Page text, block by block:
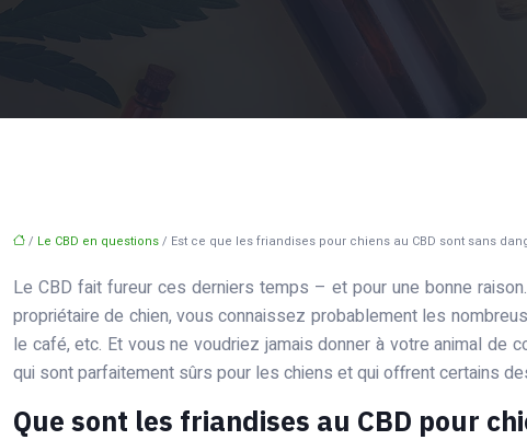
/ Le CBD en questions/ Est ce que les friandises pour chiens au CBD sont sans
Le CBD fait fureur ces derniers temps – et pour une bonne
propriétaire de chien, vous connaissez probablement les
le café, etc. Et vous ne voudriez jamais donner à votre animal de
qui sont parfaitement sûrs pour les chiens et qui offrent certains
Que sont les friandises au CBD pour